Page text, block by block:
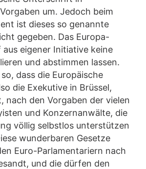
um. Jedoch beim
ist dieses so genannte
gegeben. Das Europa-
eigener Initiative keine
und abstimmen lassen.
dass die Europäische
die Exekutive in Brüssel,
nach den Vorgaben der vielen
und Konzernanwälte, die
völlig selbstlos unterstützen
wunderbaren Gesetze
Euro-Parlamentariern nach
und die dürfen den